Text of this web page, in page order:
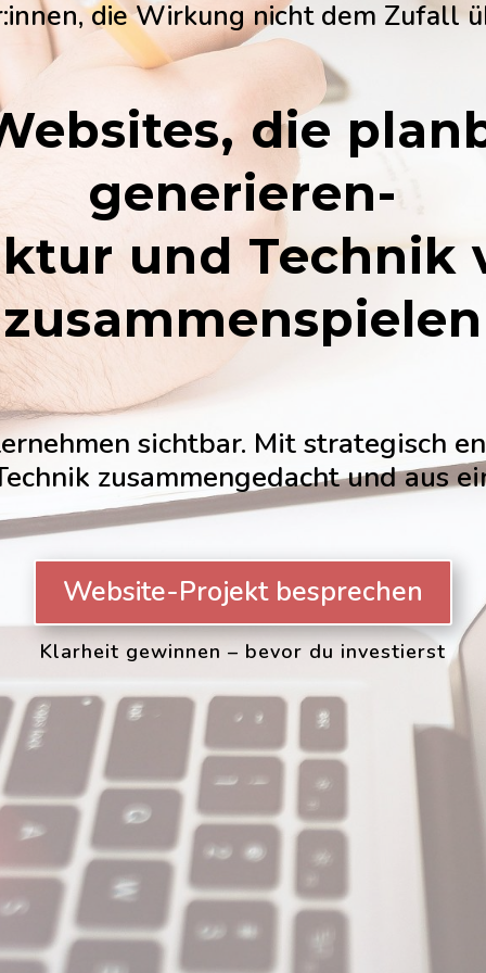
die Wirkung nicht dem Zufall
die
generieren-
und Technik
zusammenspielen
sichtbar. Mit strategisch
zusammengedacht und aus
Website-Projekt besprechen
Klarheit gewinnen – bevor du investierst